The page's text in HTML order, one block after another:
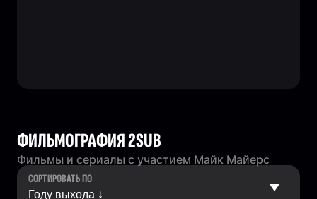
ФИЛЬМОГРАФИЯ 2SUB
Фильмы и сериалы с участием Майк Майерс
СОРТИРОВАТЬ ПО